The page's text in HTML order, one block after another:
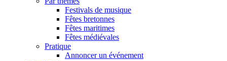
Festivals de musique
Fêtes bretonnes
Fêtes maritimes
Fêtes médiévales
Pratique
Annoncer un événement